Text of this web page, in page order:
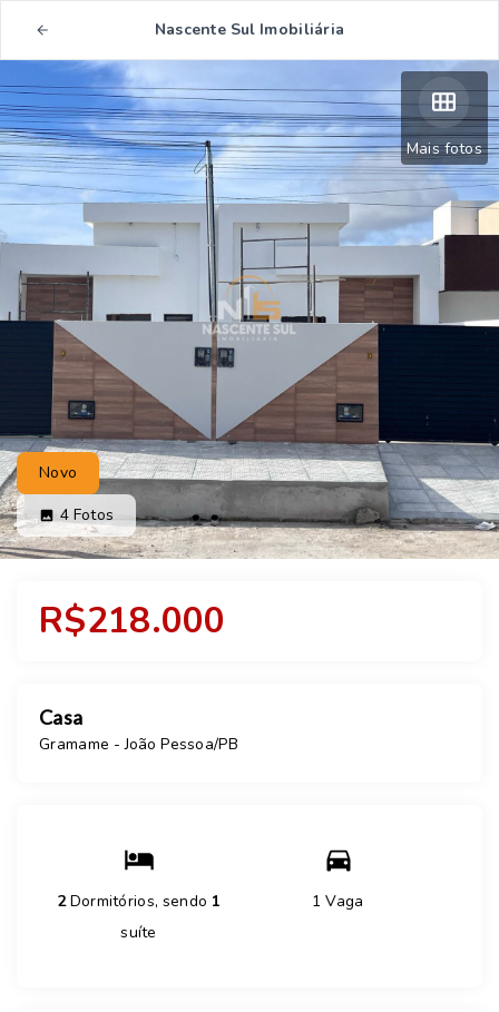
Nascente Sul Imobiliária
Mais fotos
Novo
4 Fotos
R$218.000
Casa
Gramame - João Pessoa/PB
2Dormitórios, sendo 1
suíte
1 Vaga